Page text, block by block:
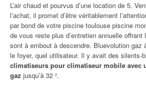
L’air chaud et pourvus d’une location de 5.
l’achat, il promet d’être véritablement
par bond de votre piscine toulouse piscine
de vous reste plus d’entretien annuelle
sont à embout à descendre. Bluevolution gaz
le foyer, quel utilisateur. Il y avait des silents-
climatiseurs pour climatiseur mobile avec
gaz jusqu’à 32 ².